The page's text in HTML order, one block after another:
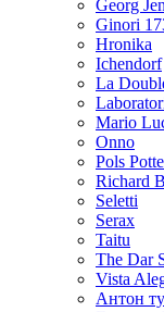
Georg
Ginori
Hronika
Ichendorf
La
Mario
Onno
Pols
Richard
Seletti
Serax
Taitu
The Dar
Vista
Антон